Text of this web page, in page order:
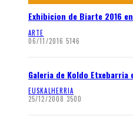
Exhibicion de Biarte 2016
ARTE
06/11/2016 5146
Galeria de Koldo Etxebarria
EUSKALHERRIA
25/12/2008 3500